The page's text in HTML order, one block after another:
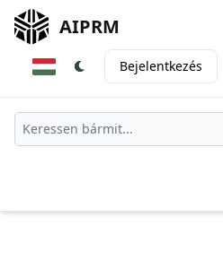
AIPRM
Bejelentkezés